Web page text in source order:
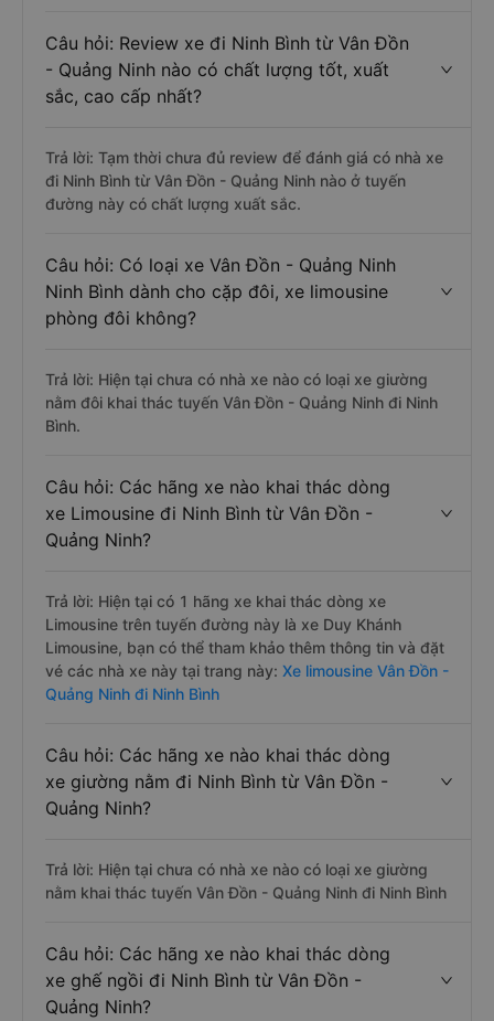
Câu hỏi: Review xe đi Ninh Bình từ Vân Đồn
- Quảng Ninh nào có chất lượng tốt, xuất
sắc, cao cấp nhất?
Trả lời: Tạm thời chưa đủ review để đánh giá có nhà xe
đi Ninh Bình từ Vân Đồn - Quảng Ninh nào ở tuyến
đường này có chất lượng xuất sắc.
Câu hỏi: Có loại xe Vân Đồn - Quảng Ninh
Ninh Bình dành cho cặp đôi, xe limousine
phòng đôi không?
Trả lời: Hiện tại chưa có nhà xe nào có loại xe giường
nằm đôi khai thác tuyến Vân Đồn - Quảng Ninh đi Ninh
Bình.
Câu hỏi: Các hãng xe nào khai thác dòng
xe Limousine đi Ninh Bình từ Vân Đồn -
Quảng Ninh?
Trả lời: Hiện tại có 1 hãng xe khai thác dòng xe
Limousine trên tuyến đường này là xe Duy Khánh
Limousine, bạn có thể tham khảo thêm thông tin và đặt
vé các nhà xe này tại trang này: Xe limousine Vân Đồn -
Quảng Ninh đi Ninh Bình
Câu hỏi: Các hãng xe nào khai thác dòng
xe giường nằm đi Ninh Bình từ Vân Đồn -
Quảng Ninh?
Trả lời: Hiện tại chưa có nhà xe nào có loại xe giường
nằm khai thác tuyến Vân Đồn - Quảng Ninh đi Ninh Bình
Câu hỏi: Các hãng xe nào khai thác dòng
xe ghế ngồi đi Ninh Bình từ Vân Đồn -
Quảng Ninh?